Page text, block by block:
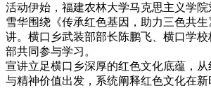
活动伊始，福建农林大学马克思主义学
雪华围绕《传承红色基因，助力三色共
讲。横口乡武装部部长陈鹏飞、横口学
部共同参与学习。
宣讲立足横口乡深厚的红色文化底蕴，
与精神价值出发，系统阐释红色文化在